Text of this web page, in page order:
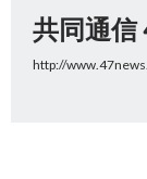
共同通信
http://